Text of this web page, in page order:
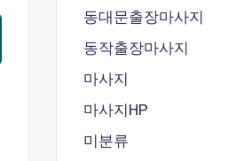
동대문출장마사지
동작출장마사지
마사지
마사지HP
미분류